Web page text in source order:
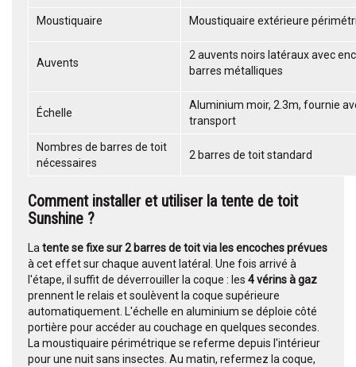
Moustiquaire Moustiquaire extérieure
Auvents
2 auvents noirs latéraux avec
barres métalliques
Échelle
Aluminium moir, 2.3m, fournie
transport
Nombres de barres de toit
nécessaires
2 barres de toit standard
Comment installer et utiliser la tente de toit
Sunshine ?
La tente se fixe sur 2 barres de toit via les encoches prévues
à cet effet sur chaque auvent latéral. Une fois arrivé à
l'étape, il suffit de déverrouiller la coque : les 4 vérins à gaz
prennent le relais et soulèvent la coque supérieure
automatiquement. L'échelle en aluminium se déploie côté
portière pour accéder au couchage en quelques secondes.
La moustiquaire périmétrique se referme depuis l'intérieur
pour une nuit sans insectes. Au matin, refermez la coque,